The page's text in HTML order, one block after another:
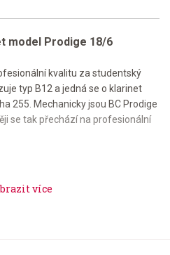
model Prodige 18/6
kvalitu za studentský
typ B12 a jedná se o klarinet
255. Mechanicky jsou BC Prodige
se tak přechází na profesionální